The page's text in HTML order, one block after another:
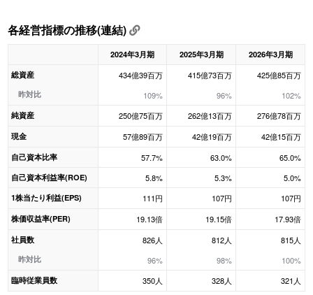
各経営指標の推移(連結)
2024年3月期 2025年3月期
2026年3月期
総資産
昨対比
434億39百万
109%
415億73百万
96%
425億85百万
102%
純資産 250億75百万 262億13百万 276億78百万
現金 57億89百万 42億19百万 42億15百万
自己資本比率 57.7% 63.0% 65.0%
自己資本利益率(ROE) 5.8% 5.3% 5.0%
1株当たり利益(EPS) 111円 107円 107円
株価収益率(PER) 19.13倍 19.15倍 17.93倍
社員数
昨対比
826人
96%
812人
98%
815人
100%
臨時従業員数 350人 328人 321人